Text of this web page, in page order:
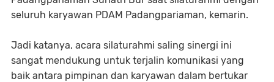
seluruh karyawan PDAM Padangpariaman, kemarin.
Jadi katanya, acara silaturahmi saling sinergi ini
sangat mendukung untuk terjalin komunikasi yang
baik antara pimpinan dan karyawan dalam bertukar